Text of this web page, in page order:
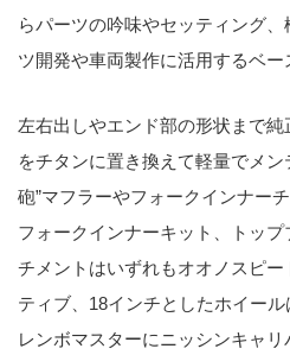
らパーツの吟味やセッティング
ツ開発や車両製作に活用するベー
左右出しやエンド部の形状まで
をチタンに置き換えて軽量でメ
砲”マフラーやフォークインナー
フォークインナーキット、トッ
チメントはいずれもオオノスピ
ティブ、18インチとしたホイー
レンボマスターにニッシンキャ